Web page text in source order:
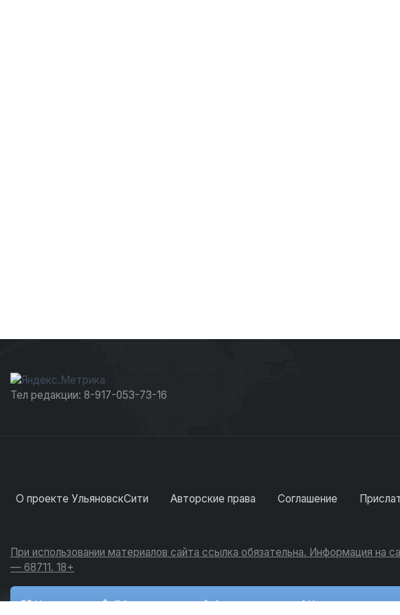
Тел редакции: 8-917-053-73-16
О проекте УльяновскСити Авторские права Соглашение
При использовании материалов сайта ссылка обязательна. Информация
— 68711. 18+
Новости Обсуждения Активность Консультации